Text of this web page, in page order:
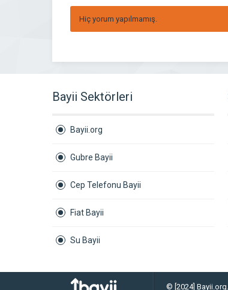
Hiç yorum yapılmamış.
Bayii Sektörleri
Bayii.org
Gubre Bayii
Cep Telefonu Bayii
Fiat Bayii
Su Bayii
© [2024] Bayii.org.